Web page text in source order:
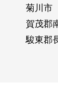
菊川市
賀茂郡
駿東郡